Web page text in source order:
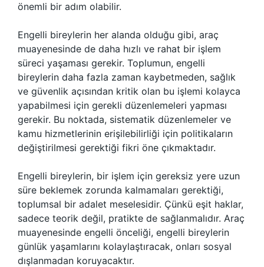
önemli bir adım olabilir.
Engelli bireylerin her alanda olduğu gibi, araç
muayenesinde de daha hızlı ve rahat bir işlem
süreci yaşaması gerekir. Toplumun, engelli
bireylerin daha fazla zaman kaybetmeden, sağlık
ve güvenlik açısından kritik olan bu işlemi kolayca
yapabilmesi için gerekli düzenlemeleri yapması
gerekir. Bu noktada, sistematik düzenlemeler ve
kamu hizmetlerinin erişilebilirliği için politikaların
değiştirilmesi gerektiği fikri öne çıkmaktadır.
Engelli bireylerin, bir işlem için gereksiz yere uzun
süre beklemek zorunda kalmamaları gerektiği,
toplumsal bir adalet meselesidir. Çünkü eşit haklar,
sadece teorik değil, pratikte de sağlanmalıdır. Araç
muayenesinde engelli önceliği, engelli bireylerin
günlük yaşamlarını kolaylaştıracak, onları sosyal
dışlanmadan koruyacaktır.